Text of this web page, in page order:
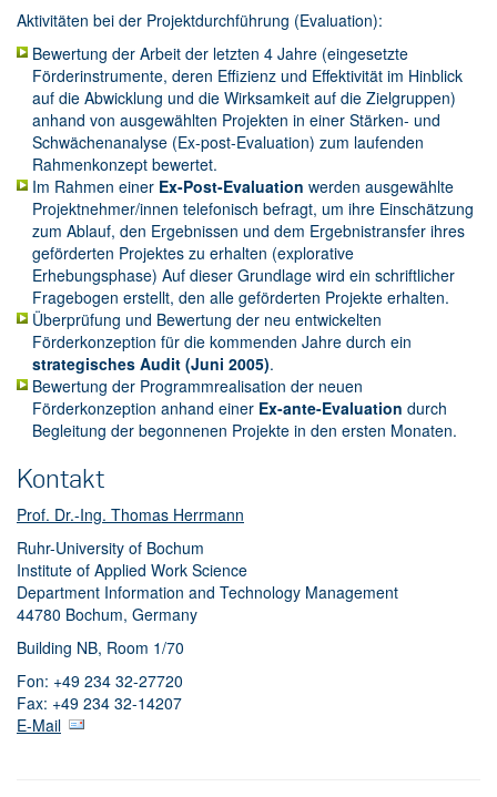
Aktivitäten bei der Projektdurchführung (Evaluation):
Bewertung der Arbeit der letzten 4 Jahre (eingesetzte
Förderinstrumente, deren Effizienz und Effektivität im Hinblick
auf die Abwicklung und die Wirksamkeit auf die Zielgruppen)
anhand von ausgewählten Projekten in einer Stärken- und
Schwächenanalyse (Ex-post-Evaluation) zum laufenden
Rahmenkonzept bewertet.
Im Rahmen einer Ex-Post-Evaluation werden ausgewählte
Projektnehmer/innen telefonisch befragt, um ihre Einschätzung
zum Ablauf, den Ergebnissen und dem Ergebnistransfer ihres
geförderten Projektes zu erhalten (explorative
Erhebungsphase) Auf dieser Grundlage wird ein schriftlicher
Fragebogen erstellt, den alle geförderten Projekte erhalten.
Überprüfung und Bewertung der neu entwickelten
Förderkonzeption für die kommenden Jahre durch ein
strategisches Audit (Juni 2005).
Bewertung der Programmrealisation der neuen
Förderkonzeption anhand einer Ex-ante-Evaluation durch
Begleitung der begonnenen Projekte in den ersten Monaten.
Kontakt
Prof. Dr.-Ing. Thomas Herrmann
Ruhr-University of Bochum
Institute of Applied Work Science
Department Information and Technology Management
44780 Bochum, Germany
Building NB, Room 1/70
Fon: +49 234 32-27720
Fax: +49 234 32-14207
E-Mail